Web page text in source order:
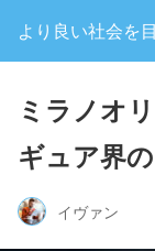
より良い社会を
ミラノオ
ギュア界
イヴァン